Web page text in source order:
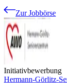
Zur Jobbörse
Initiativbewerbung
Hermann-Görlitz-